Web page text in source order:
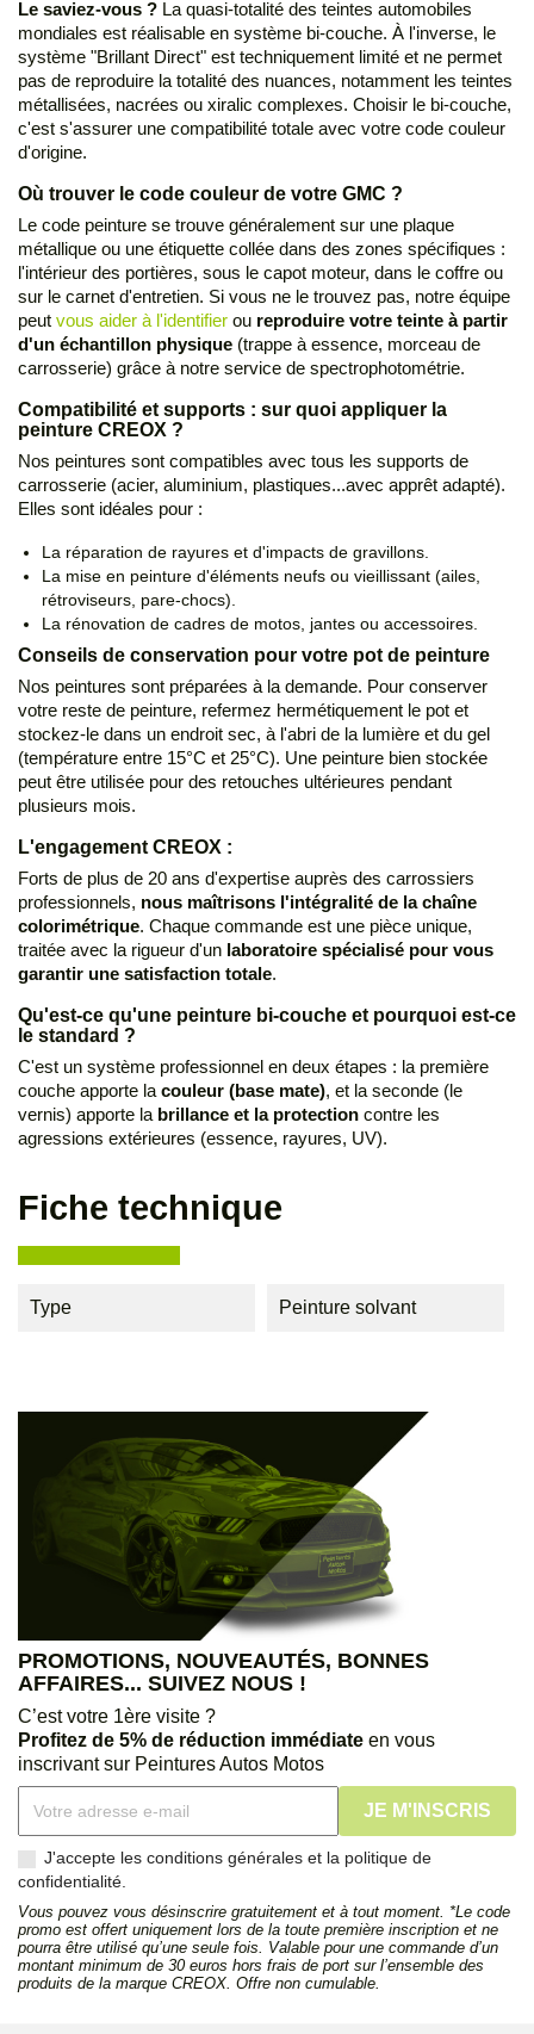
Le saviez-vous ? La quasi-totalité des teintes automobiles
mondiales est réalisable en système bi-couche. À l'inverse, le
système "Brillant Direct" est techniquement limité et ne permet
pas de reproduire la totalité des nuances, notamment les teintes
métallisées, nacrées ou xiralic complexes. Choisir le bi-couche,
c'est s'assurer une compatibilité totale avec votre code couleur
d'origine.
Où trouver le code couleur de votre GMC ?
Le code peinture se trouve généralement sur une plaque
métallique ou une étiquette collée dans des zones spécifiques :
l'intérieur des portières, sous le capot moteur, dans le coffre ou
sur le carnet d'entretien. Si vous ne le trouvez pas, notre équipe
peut vous aider à l'identifier ou reproduire votre teinte à partir
d'un échantillon physique (trappe à essence, morceau de
carrosserie) grâce à notre service de spectrophotométrie.
Compatibilité et supports : sur quoi appliquer la
peinture CREOX ?
Nos peintures sont compatibles avec tous les supports de
carrosserie (acier, aluminium, plastiques...avec apprêt adapté).
Elles sont idéales pour :
La réparation de rayures et d'impacts de gravillons.
La mise en peinture d'éléments neufs ou vieillissant (ailes,
rétroviseurs, pare-chocs).
La rénovation de cadres de motos, jantes ou accessoires.
Conseils de conservation pour votre pot de peinture
Nos peintures sont préparées à la demande. Pour conserver
votre reste de peinture, refermez hermétiquement le pot et
stockez-le dans un endroit sec, à l'abri de la lumière et du gel
(température entre 15°C et 25°C). Une peinture bien stockée
peut être utilisée pour des retouches ultérieures pendant
plusieurs mois.
L'engagement CREOX :
Forts de plus de 20 ans d'expertise auprès des carrossiers
professionnels, nous maîtrisons l'intégralité de la chaîne
colorimétrique. Chaque commande est une pièce unique,
traitée avec la rigueur d'un laboratoire spécialisé pour vous
garantir une satisfaction totale.
Qu'est-ce qu'une peinture bi-couche et pourquoi est-ce
le standard ?
C'est un système professionnel en deux étapes : la première
couche apporte lacouleur (base mate), et la seconde (le
vernis) apporte la brillance et la protection contre les
agressions extérieures (essence, rayures, UV).
Fiche technique
Type Peinture solvant
PROMOTIONS, NOUVEAUTÉS, BONNES
AFFAIRES... SUIVEZ NOUS !
C’est votre 1ère visite ?
Profitez de 5% de réduction immédiate en vous
inscrivant sur Peintures Autos Motos
J'accepte les conditions générales et la politique de
confidentialité.
Vous pouvez vous désinscrire gratuitement et à tout moment. *Le code
promo est offert uniquement lors de la toute première inscription et ne
pourra être utilisé qu’une seule fois. Valable pour une commande d’un
montant minimum de 30 euros hors frais de port sur l’ensemble des
produits de la marque CREOX. Offre non cumulable.